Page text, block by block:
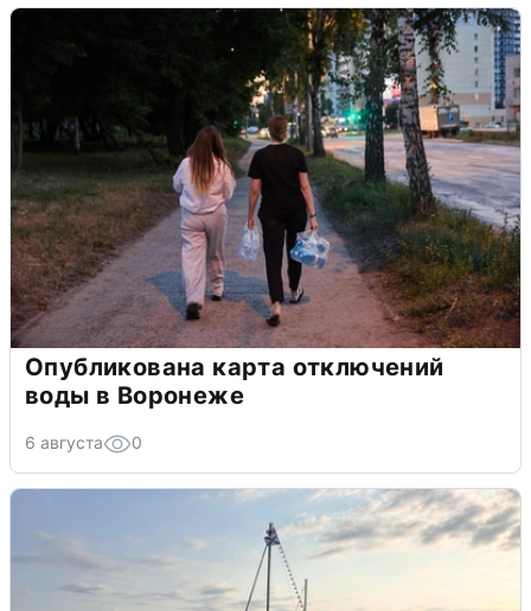
Опубликована карта отключений
воды в Воронеже
6 августа 0